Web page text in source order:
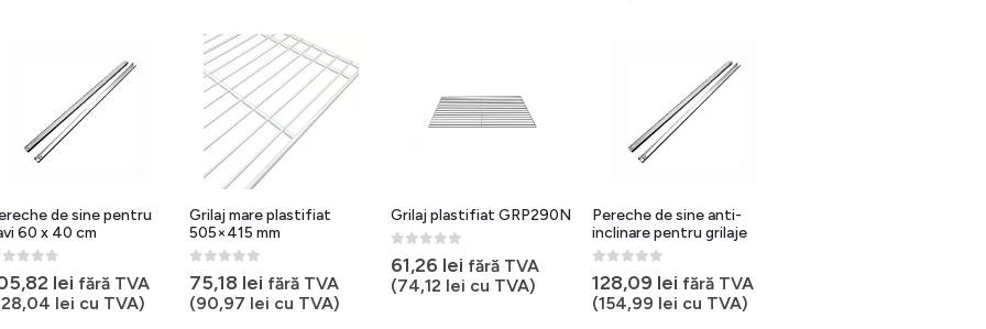
de sine pentru
60 x 40 cm
out of 5 lei fără TVA
lei cu TVA)
Grilaj mare plastifiat
505×415 mm
0out of 5
75,18 lei fără TVA
(90,97 lei cu TVA)
Grilaj plastifiat GRP290N
0out of 5
61,26 lei fără TVA
(74,12 lei cu TVA)
Pereche de sine anti-
inclinare pentru grilaje
0 out of 5
128,09 lei fără TVA
(154,99 lei cu TVA)